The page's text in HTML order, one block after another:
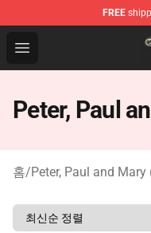
FREE
Open menu
Peter, Paul and
Peter, Paul
홈/Peter, Paul and Mary